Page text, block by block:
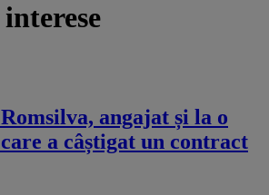
angajat și la o
a câștigat un contract